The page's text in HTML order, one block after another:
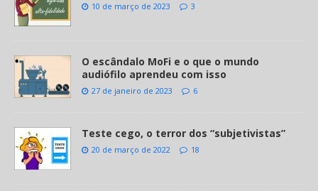
10 de março de 2023 3
O escândalo MoFi e o que o mundo
audiófilo aprendeu com isso
27 de janeiro de 2023 6
Teste cego, o terror dos “subjetivistas”
20 de março de 2022 18